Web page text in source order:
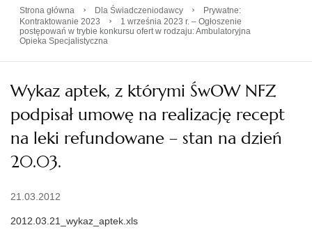
Strona główna › Dla Świadczeniodawcy ›
Prywatne:
Kontraktowanie 2023
›
1 września 2023 r. – Ogłoszenie
postępowań w trybie konkursu ofert w rodzaju: Ambulatoryjna
Opieka Specjalistyczna
Wykaz aptek, z którymi ŚwOW NFZ
podpisał umowę na realizację recept
na leki refundowane – stan na dzień
20.03.
21.03.2012
2012.03.21_wykaz_aptek.xls